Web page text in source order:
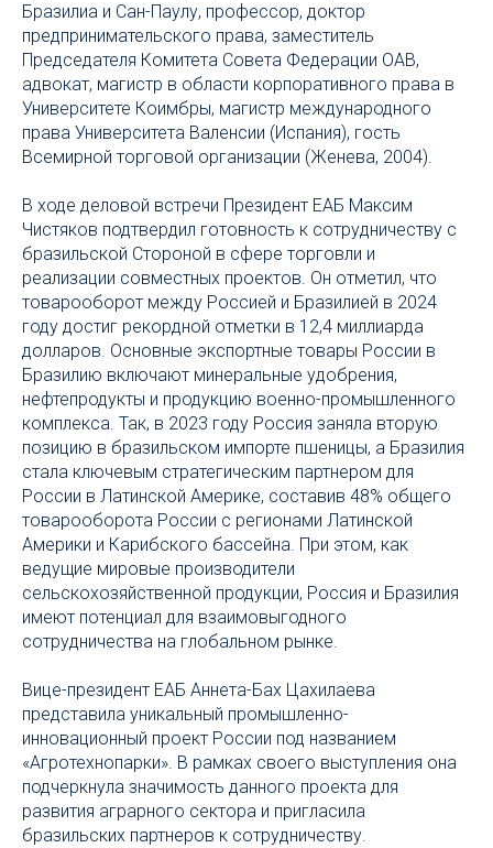
Бразилиа и Сан-Паулу, профессор, доктор
предпринимательского права, заместитель
Председателя Комитета Совета Федерации ОАВ,
адвокат, магистр в области корпоративного права в
Университете Коимбры, магистр международного
права Университета Валенсии (Испания), гость
Всемирной торговой организации (Женева, 2004).
В ходе деловой встречи Президент ЕАБ Максим
Чистяков подтвердил готовность к сотрудничеству с
бразильской Стороной в сфере торговли и
реализации совместных проектов. Он отметил, что
товарооборот между Россией и Бразилией в 2024
году достиг рекордной отметки в 12,4 миллиарда
долларов. Основные экспортные товары России в
Бразилию включают минеральные удобрения,
нефтепродукты и продукцию военно-промышленного
комплекса. Так, в 2023 году Россия заняла вторую
позицию в бразильском импорте пшеницы, а Бразилия
стала ключевым стратегическим партнером для
России в Латинской Америке, составив 48% общего
товарооборота России с регионами Латинской
Америки и Карибского бассейна. При этом, как
ведущие мировые производители
сельскохозяйственной продукции, Россия и Бразилия
имеют потенциал для взаимовыгодного
сотрудничества на глобальном рынке.
Вице-президент ЕАБ Аннета-Бах Цахилаева
представила уникальный промышленно-
инновационный проект России под названием
«Агротехнопарки». В рамках своего выступления она
подчеркнула значимость данного проекта для
развития аграрного сектора и пригласила
бразильских партнеров к сотрудничеству.